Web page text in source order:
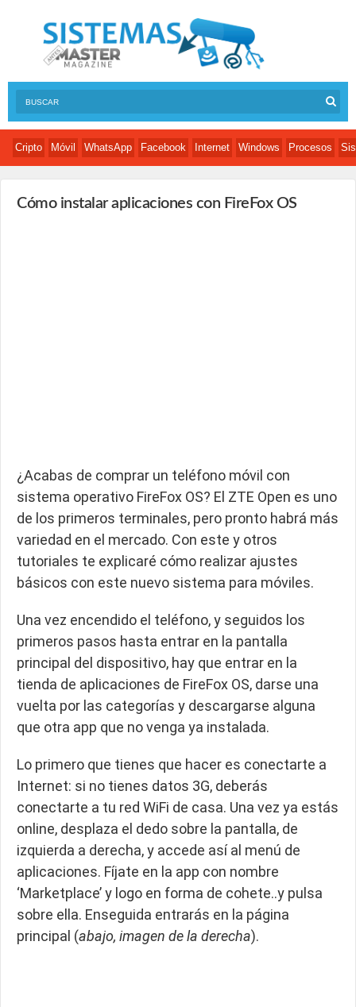
Cripto Móvil WhatsApp Facebook Internet Windows Procesos
Cómo instalar aplicaciones con FireFox OS
¿Acabas de comprar un teléfono móvil con
sistema operativo FireFox OS? El ZTE Open es uno
de los primeros terminales, pero pronto habrá más
variedad en el mercado. Con este y otros
tutoriales te explicaré cómo realizar ajustes
básicos con este nuevo sistema para móviles.
Una vez encendido el teléfono, y seguidos los
primeros pasos hasta entrar en la pantalla
principal del dispositivo, hay que entrar en la
tienda de aplicaciones de FireFox OS, darse una
vuelta por las categorías y descargarse alguna
que otra app que no venga ya instalada.
Lo primero que tienes que hacer es conectarte a
Internet: si no tienes datos 3G, deberás
conectarte a tu red WiFi de casa. Una vez ya estás
online, desplaza el dedo sobre la pantalla, de
izquierda a derecha, y accede así al menú de
aplicaciones. Fíjate en la app con nombre
‘Marketplace’ y logo en forma de cohete..y pulsa
sobre ella. Enseguida entrarás en la página
principal (abajo, imagen de la derecha).